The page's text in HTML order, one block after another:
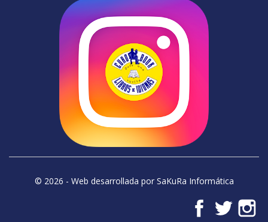
© 2026 - Web desarrollada por SaKuRa Informática